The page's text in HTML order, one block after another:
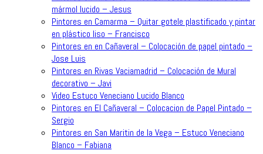
mármol lucido – Jesus
Pintores en Camarma – Quitar gotele plastificado y pintar
en plástico liso – Francisco
Pintores en en Cañaveral – Colocación de papel pintado –
Jose Luis
Pintores en Rivas Vaciamadrid – Colocación de Mural
decorativo – Javi
Video Estuco Veneciano Lucido Blanco
Pintores en El Cañaveral – Colocacion de Papel Pintado –
Sergio
Pintores en San Maritin de la Vega – Estuco Veneciano
Blanco – Fabiana